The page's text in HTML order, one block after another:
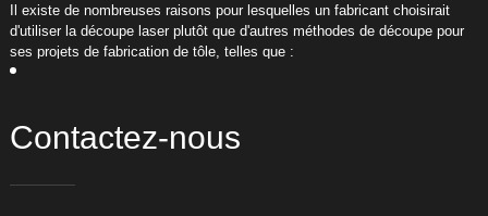
​Il existe de nombreuses raisons pour lesquelles un fabricant choisirait
d'utiliser la découpe laser plutôt que d'autres méthodes de découpe pour
ses projets de fabrication de tôle, telles que :
Contactez-nous